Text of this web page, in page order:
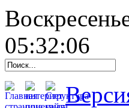
05:32:07